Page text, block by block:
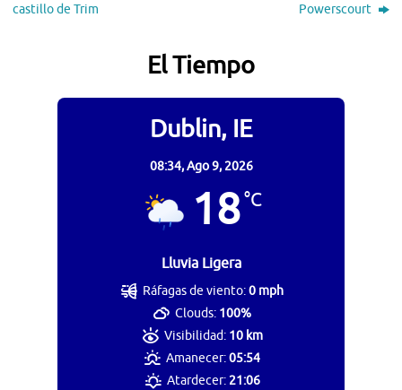
castillo de Trim
Powerscourt
El Tiempo
Dublin, IE
08:34,Ago 9, 2026
18°C
Lluvia Ligera
Ráfagas de viento:0 mph
Clouds: 100%
Visibilidad: 10 km
Amanecer:05:54
Atardecer:21:06